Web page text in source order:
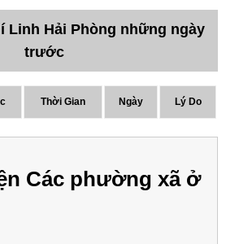
Linh Hải Phòng những ngày
trước
Thời Gian Ngày Lý Do
Các phường xã ở